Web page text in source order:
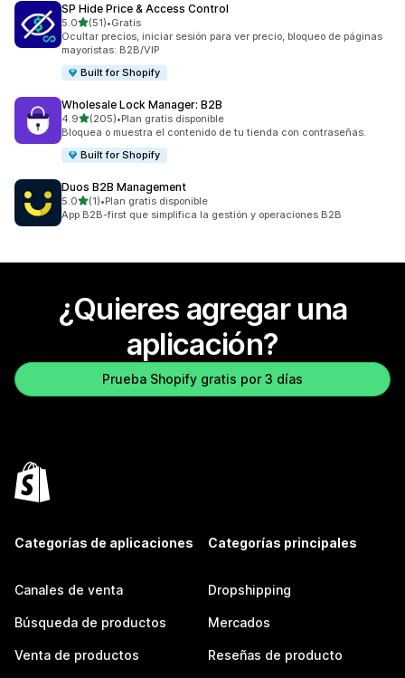
SP Hide Price & Access Control
5.0de 5 estrellas
(51)
51 reseñas en total
•Gratis
Ocultar precios, iniciar sesión para ver precio, bloqueo de páginas
mayoristas: B2B/VIP
Built for Shopify
Wholesale Lock Manager: B2B
4.9de 5 estrellas
(205)
205 reseñas en total
•Plan gratis disponible
Bloquea o muestra el contenido de tu tienda con contraseñas.
Built for Shopify
Duos B2B Management
5.0de 5 estrellas
(1)
1 reseñas en total
•Plan gratis disponible
App B2B-first que simplifica la gestión y operaciones B2B
¿Quieres agregar una
aplicación?
Prueba Shopify gratis por 3 días
Categorías de aplicaciones
Canales de venta
Búsqueda de productos
Venta de productos
Categorías principales
Dropshipping
Mercados
Reseñas de producto